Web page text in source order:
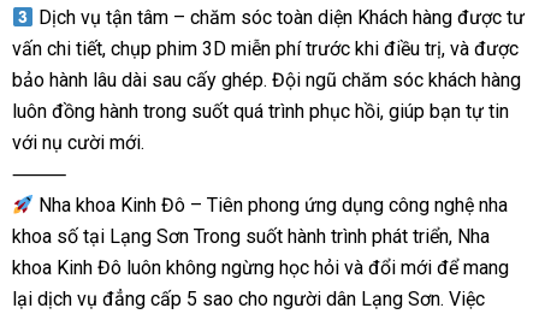
Dịch vụ tận tâm – chăm sóc toàn diện Khách hàng được tư
vấn chi tiết, chụp phim 3D miễn phí trước khi điều trị, và được
bảo hành lâu dài sau cấy ghép. Đội ngũ chăm sóc khách hàng
luôn đồng hành trong suốt quá trình phục hồi, giúp bạn tự tin
với nụ cười mới.
⸻
Nha khoa Kinh Đô – Tiên phong ứng dụng công nghệ nha
khoa số tại Lạng Sơn Trong suốt hành trình phát triển, Nha
khoa Kinh Đô luôn không ngừng học hỏi và đổi mới để mang
lại dịch vụ đẳng cấp 5 sao cho người dân Lạng Sơn. Việc